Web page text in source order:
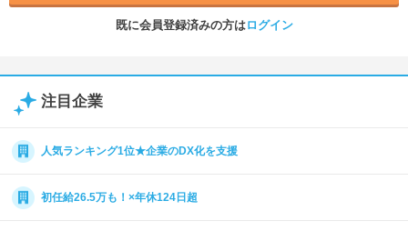
既に会員登録済みの方はログイン
注目企業
人気ランキング1位★企業のDX化を支援
初任給26.5万も！×年休124日超